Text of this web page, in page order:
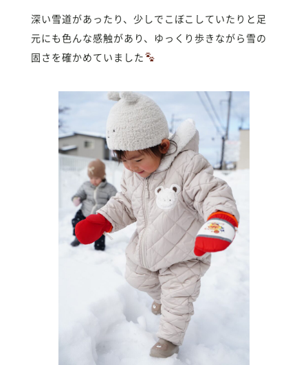
深い雪道があったり、少しでこぼこしていたりと足
元にも色んな感触があり、ゆっくり歩きながら雪の
固さを確かめていました